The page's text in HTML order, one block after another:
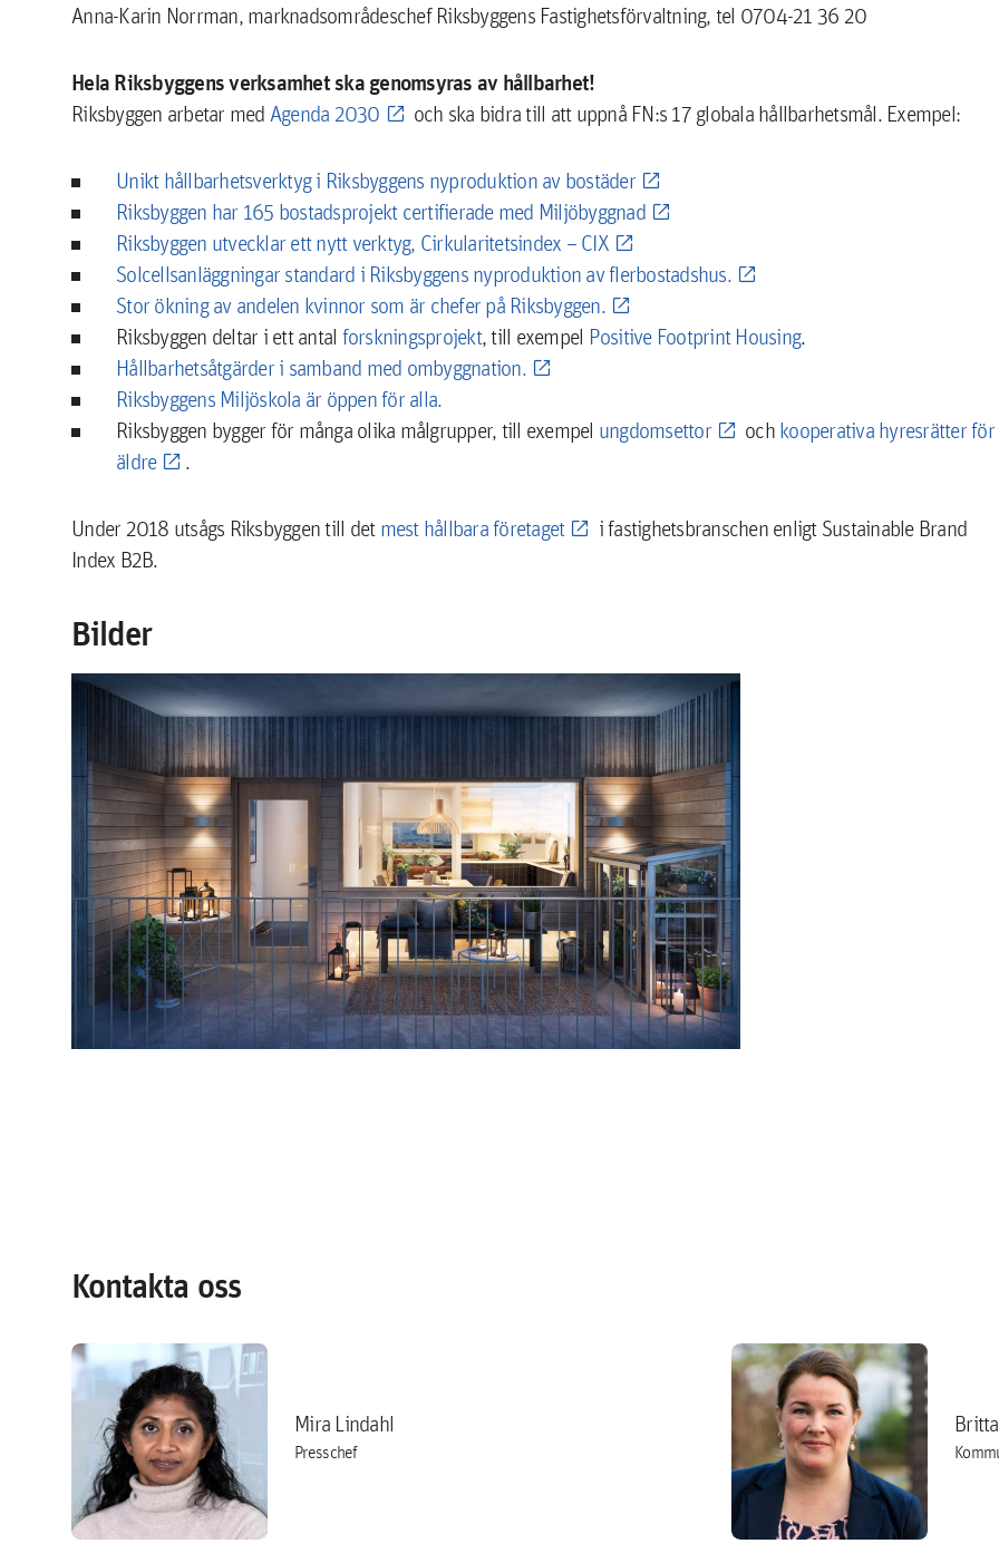
Anna-Karin Norrman, marknadsområdeschef Riksbyggens Fastighetsförvaltning, tel 0704-21 36 20
Hela Riksbyggens verksamhet ska genomsyras av hållbarhet!
Riksbyggen arbetar med Agenda 2030 och ska bidra till att uppnå FN:s 17 globala hållbarhetsmål. Exempel:
Unikt hållbarhetsverktyg i Riksbyggens nyproduktion av bostäder
Riksbyggen har 165 bostadsprojekt certifierade med Miljöbyggnad
Riksbyggen utvecklar ett nytt verktyg, Cirkularitetsindex – CIX
Solcellsanläggningar standard i Riksbyggens nyproduktion av flerbostadshus.
Stor ökning av andelen kvinnor som är chefer på Riksbyggen.
Riksbyggen deltar i ett antal forskningsprojekt, till exempel Positive Footprint Housing.
Hållbarhetsåtgärder i samband med ombyggnation.
Riksbyggens Miljöskola är öppen för alla.
Riksbyggen bygger för många olika målgrupper, till exempel ungdomsettor och kooperativa hyresrätter för
äldre
.
Under 2018 utsågs Riksbyggen till det mest hållbara företaget
i fastighetsbranschen enligt Sustainable Brand
Index B2B.
Bilder
Kontakta oss
Mira Lindahl
Presschef